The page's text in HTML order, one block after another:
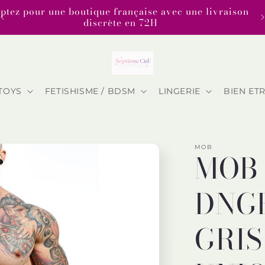
pour une boutique française avec une livraison
discrète en 72H
FETISHISME / BDSM LINGERIE BIEN
MOB